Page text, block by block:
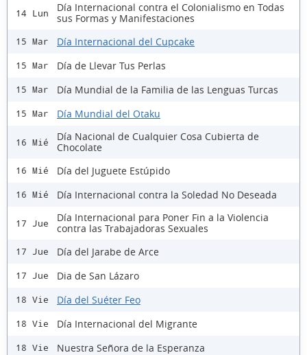
14 Lun
Día Internacional contra el Colonialismo en Todas
sus Formas y Manifestaciones
15 Mar Día Internacional del Cupcake
15 Mar Día de Llevar Tus Perlas
15 Mar Día Mundial de la Familia de las Lenguas Turcas
15 Mar Día Mundial del Otaku
16 Mié
Día Nacional de Cualquier Cosa Cubierta de
Chocolate
16 Mié Día del Juguete Estúpido
16 Mié Día Internacional contra la Soledad No Deseada
17 Jue
Día Internacional para Poner Fin a la Violencia
contra las Trabajadoras Sexuales
17 Jue Día del Jarabe de Arce
17 Jue Dia de San Lázaro
18 Vie Día del Suéter Feo
18 Vie Día Internacional del Migrante
18 Vie Nuestra Señora de la Esperanza